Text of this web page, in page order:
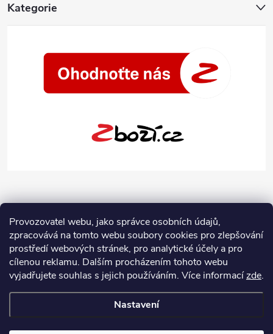
Provozovatel webu, jako správce osobních údajů,
zpracovává na tomto webu soubory cookies pro zlepšování
prostředí webových stránek, pro analytické účely a pro
cílenou reklamu. Dalším procházením tohoto webu
vyjadřujete souhlas s jejich používáním. Více informacízde.
Nastavení
Kategorie
nastavení cookies